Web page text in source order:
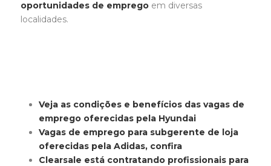
oportunidades de emprego em diversas
localidades.
Veja as condições e benefícios das vagas de
emprego oferecidas pela Hyundai
Vagas de emprego para subgerente de loja
oferecidas pela Adidas, confira
Clearsale está contratando profissionais para